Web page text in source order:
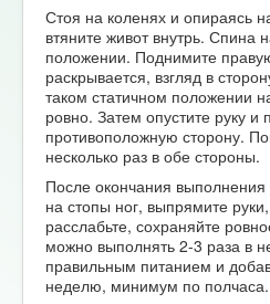
Стоя на коленях и опираясь
втяните живот внутрь. Спина
положении. Поднимите
раскрывается, взгляд в
таком статичном положении
ровно. Затем опустите руку
противоположную сторону.
несколько раз в обе стороны.
После окончания выполнения
на стопы ног, выпрямите
расслабьте, сохраняйте
можно выполнять 2-3 раза в
правильным питанием и
неделю, минимум по полчаса.